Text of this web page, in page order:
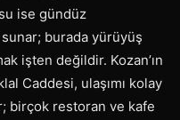
ise gündüz
burada yürüyüş
işten değildir. Kozan’ın
Caddesi, ulaşımı kolay
birçok restoran ve kafe